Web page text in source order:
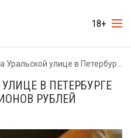
18+
улице в Петербурге продали за 500 миллионов рублей
В ПЕТЕРБУРГЕ
РУБЛЕЙ